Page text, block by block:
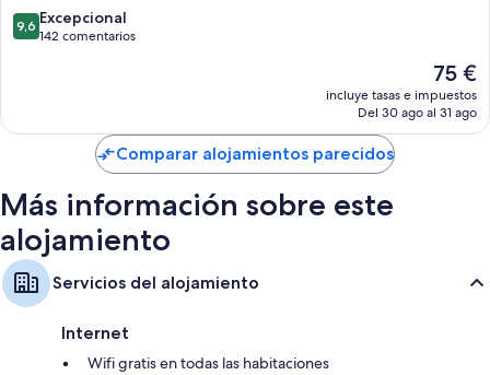
9.6
sobre
9,6 Excepcional
142 comentarios
El
precio
actual
75 €
incluye tasas e impuestos
Del 30 ago al 31 ago
Comparar alojamientos parecidos
Más información sobre este
alojamiento
Servicios del alojamiento
Internet
Wifi gratis en todas las habitaciones